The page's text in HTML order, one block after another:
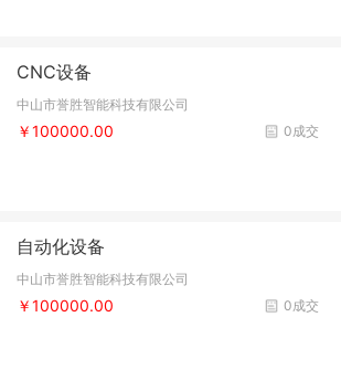
CNC设备
中山市誉胜智能科技有限公司
0成交
￥100000.00
自动化设备
中山市誉胜智能科技有限公司
0成交
￥100000.00